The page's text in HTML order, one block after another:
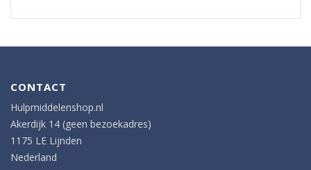
CONTACT
Hulpmiddelenshop.nl
Akerdijk 14 (geen bezoekadres)
1175 LE Lijnden
Nederland